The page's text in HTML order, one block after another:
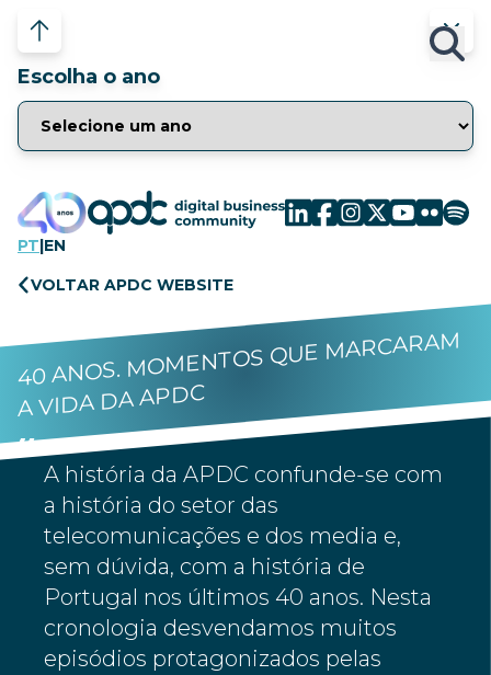
Escolha o ano
PT|EN
VOLTAR APDC WEBSITE
40 ANOS. MOMENTOS QUE MARCARAM
A VIDA DA APDC
A história da APDC confunde-se com
a história do setor das
telecomunicações e dos media e,
sem dúvida, com a história de
Portugal nos últimos 40 anos. Nesta
cronologia desvendamos muitos
episódios protagonizados pelas